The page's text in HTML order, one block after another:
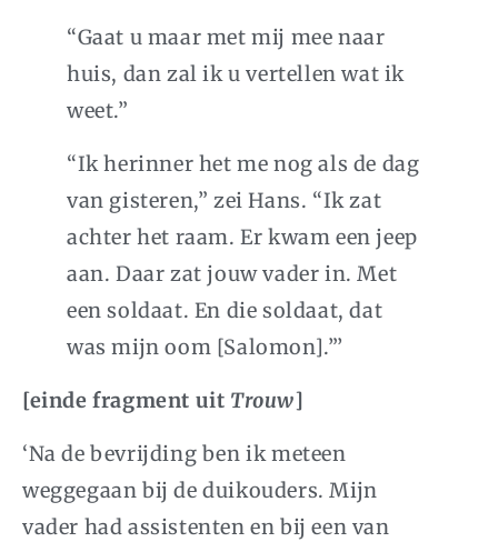
“Gaat u maar met mij mee naar
huis, dan zal ik u vertellen wat ik
weet.”
“Ik herinner het me nog als de dag
van gisteren,” zei Hans. “Ik zat
achter het raam. Er kwam een jeep
aan. Daar zat jouw vader in. Met
een soldaat. En die soldaat, dat
was mijn oom [Salomon].”’
[einde fragment uit Trouw]
‘Na de bevrijding ben ik meteen
weggegaan bij de duikouders. Mijn
vader had assistenten en bij een van